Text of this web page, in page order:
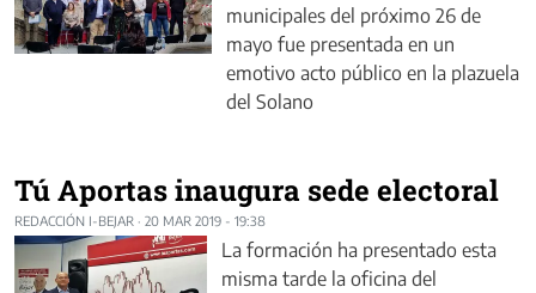
municipales del próximo 26 de
mayo fue presentada en un
emotivo acto público en la plazuela
del Solano
Tú Aportas inaugura sede electoral
REDACCIÓN I-BEJAR · 20 MAR 2019 - 19:38
La formación ha presentado esta
misma tarde la oficina del